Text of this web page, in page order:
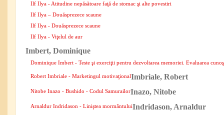
Ilf Ilya - Atitudine nepăsătoare faţă de stomac şi alte povestiri
Ilf Ilya – Douăsprezece scaune
Ilf Ilya - Douăsprezece scaune
Ilf Ilya - Viţelul de aur
Imbert, Dominique
Dominique Imbert - Teste şi exerciţii pentru dezvoltarea memoriei. Evaluarea
Imbriale, Robert
Robert Imbriale - Marketingul motivaţional
Inazo, Nitobe
Nitobe Inazo - Bushido - Codul Samurailor
Indridason, Arnaldur
Arnaldur Indridason - Liniştea mormântului